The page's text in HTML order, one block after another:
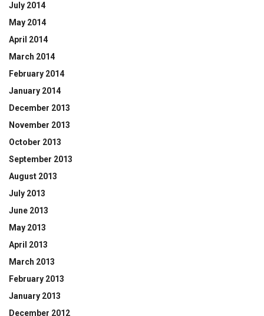
July 2014
May 2014
April 2014
March 2014
February 2014
January 2014
December 2013
November 2013
October 2013
September 2013
August 2013
July 2013
June 2013
May 2013
April 2013
March 2013
February 2013
January 2013
December 2012